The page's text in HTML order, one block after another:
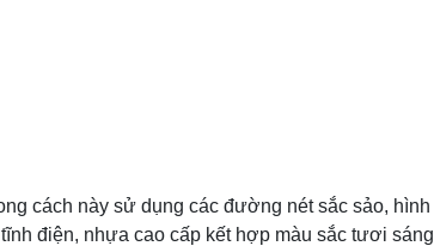
cách này sử dụng các đường nét sắc sảo, hình
điện, nhựa cao cấp kết hợp màu sắc tươi sáng